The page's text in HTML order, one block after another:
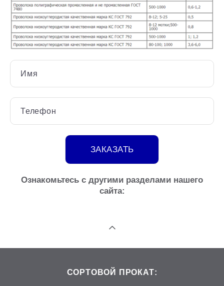
Имя
Телефон
ЗАКАЗАТЬ
Ознакомьтесь с другими разделами нашего
сайта:
СОРТОВОЙ ПРОКАТ: